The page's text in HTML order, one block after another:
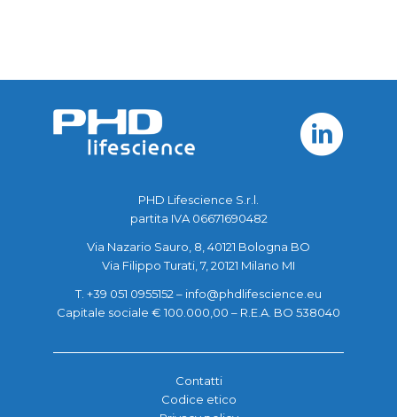
PHD Lifescience S.r.l.
partita IVA 06671690482
Via Nazario Sauro, 8, 40121 Bologna BO
Via Filippo Turati, 7, 20121 Milano MI
T. +39 051 0955152 – info@phdlifescience.eu
Capitale sociale € 100.000,00 – R.E.A. BO 538040
Contatti
Codice etico